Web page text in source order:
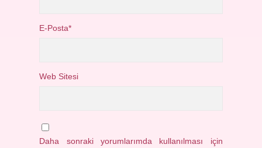
E-Posta*
Web Sitesi
Daha sonraki yorumlarımda kullanılması için